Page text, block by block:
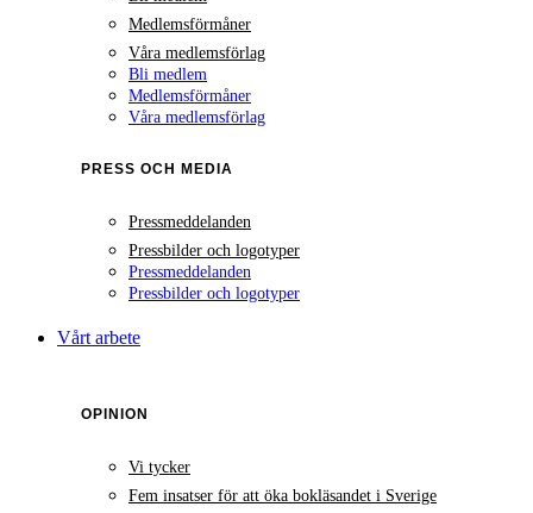
Medlemsförmåner
Våra medlemsförlag
Bli medlem
Medlemsförmåner
Våra medlemsförlag
PRESS OCH MEDIA
Pressmeddelanden
Pressbilder och logotyper
Pressmeddelanden
Pressbilder och logotyper
Vårt arbete
OPINION
Vi tycker
Fem insatser för att öka bokläsandet i Sverige